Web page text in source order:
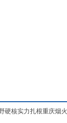
硬核实力扎根重庆烟火